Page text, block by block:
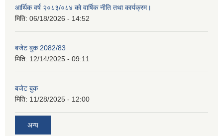
आर्थिक वर्ष २०८३/०८४ को वार्षिक नीति तथा कार्यक्रम।
मिति: 06/18/2026 - 14:52
बजेट बुक 2082/83
मिति: 12/14/2025 - 09:11
बजेट बुक
मिति: 11/28/2025 - 12:00
अन्य